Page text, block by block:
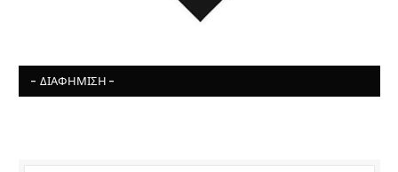
- ΔΙΑΦΉΜΙΣΗ -